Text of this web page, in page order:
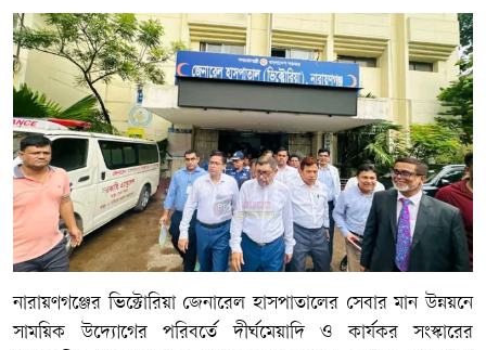
নারায়ণগঞ্জের ভিক্টোরিয়া জেনারেল হাসপাতালের সেবার মান উন্নয়নে
সাময়িক উদ্যোগের পরিবর্তে দীর্ঘমেয়াদি ও কার্যকর সংস্কারের